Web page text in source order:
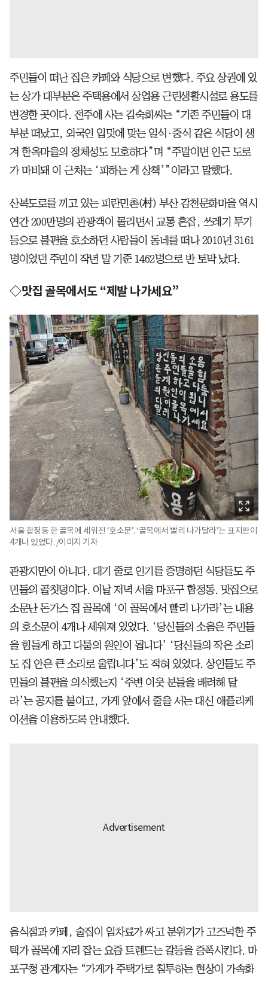
주민들이 떠난 집은 카페와 식당으로 변했다. 주요 상권에 있
는 상가 대부분은 주택용에서 상업용 근린생활시설로 용도를
변경한 곳이다. 전주에 사는 김숙희씨는 “기존 주민들이 대
부분 떠났고, 외국인 입맛에 맞는 일식·중식 같은 식당이 생
겨 한옥마을의 정체성도 모호하다”며 “주말이면 인근 도로
가 마비돼 이 근처는 ‘피하는 게 상책’”이라고 말했다.
산복도로를 끼고 있는 피란민촌(村) 부산 감천문화마을 역시
연간 200만명의 관광객이 몰리면서 교통 혼잡, 쓰레기 투기
등으로 불편을 호소하던 사람들이 동네를 떠나 2010년 3161
명이었던 주민이 작년 말 기준 1462명으로 반 토막 났다.
◇맛집 골목에서도 “제발 나가세요”
서울 합정동 한 골목에 세워진 ‘호소문’. ‘골목에서 빨리 나가달라’는 표지판이
4개나 있었다. /이미지 기자
관광지만이 아니다. 대기 줄로 인기를 증명하던 식당들도 주
민들의 골칫덩이다. 이날 저녁 서울 마포구 합정동. 맛집으로
소문난 돈가스 집 골목에 ‘이 골목에서 빨리 나가라’는 내용
의 호소문이 4개나 세워져 있었다. ‘당신들의 소음은 주민들
을 힘들게 하고 다툼의 원인이 됩니다’ ‘당신들의 작은 소리
도 집 안은 큰 소리로 울립니다’도 적혀 있었다. 상인들도 주
민들의 불편을 의식했는지 ‘주변 이웃 분들을 배려해 달
라’는 공지를 붙이고, 가게 앞에서 줄을 서는 대신 애플리케
이션을 이용하도록 안내했다.
음식점과 카페, 술집이 임차료가 싸고 분위기가 고즈넉한 주
택가 골목에 자리 잡는 요즘 트렌드는 갈등을 증폭시킨다. 마
포구청 관계자는 “가게가 주택가로 침투하는 현상이 가속화